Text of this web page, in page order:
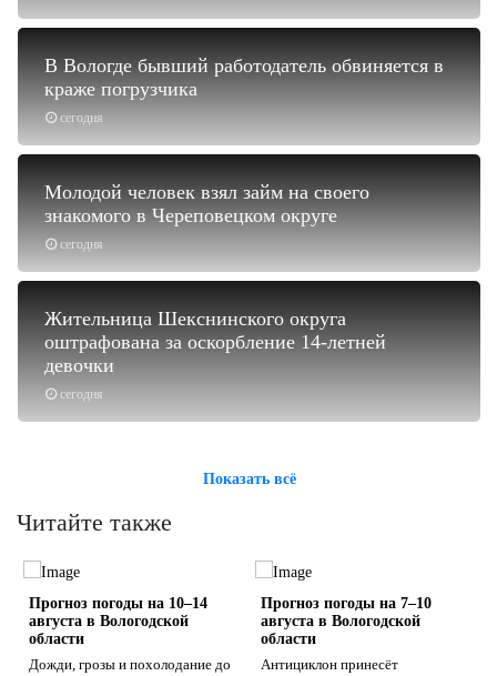
сегодня
В Вологде бывший работодатель обвиняется в
краже погрузчика
сегодня
Молодой человек взял займ на своего
знакомого в Череповецком округе
сегодня
Жительница Шекснинского округа
оштрафована за оскорбление 14-летней
девочки
Показать всё
Читайте также
Прогноз погоды на 10–14
августа в Вологодской
области
Дожди, грозы и похолодание до
Прогноз погоды на 7–10
августа в Вологодской
области
Антициклон принесёт